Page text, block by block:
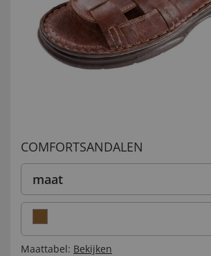
COMFORTSANDALEN
maat
Maattabel: Bekijken